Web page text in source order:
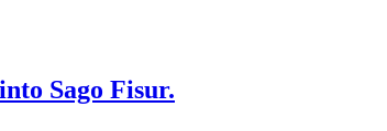
Sago Fisur.